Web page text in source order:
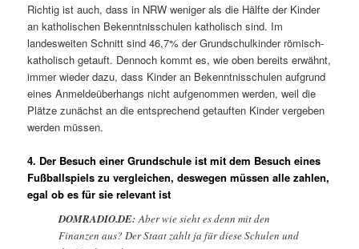
Richtig ist auch, dass in NRW weniger als die Hälfte der Kinder
an katholischen Bekenntnisschulen katholisch sind. Im
landesweiten Schnitt sind 46,7% der Grundschulkinder römisch-
katholisch getauft. Dennoch kommt es, wie oben bereits erwähnt,
immer wieder dazu, dass Kinder an Bekenntnisschulen aufgrund
eines Anmeldeüberhangs nicht aufgenommen werden, weil die
Plätze zunächst an die entsprechend getauften Kinder vergeben
werden müssen.
4. Der Besuch einer Grundschule ist mit dem Besuch eines
Fußballspiels zu vergleichen, deswegen müssen alle zahlen,
egal ob es für sie relevant ist
DOMRADIO.DE:Aber wie sieht es denn mit den
Finanzen aus? Der Staat zahlt ja für diese Schulen und